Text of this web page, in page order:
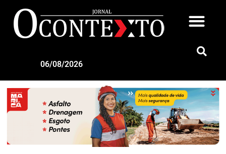
06/08/2026